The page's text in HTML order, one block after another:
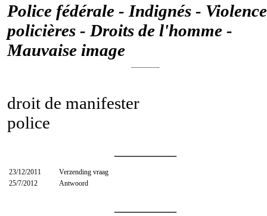
Police fédérale - Indignés -
policières - Droits de l'homme -
Mauvaise image
droit de manifester
police
23/12/2011
Verzending vraag
25/7/2012
Antwoord